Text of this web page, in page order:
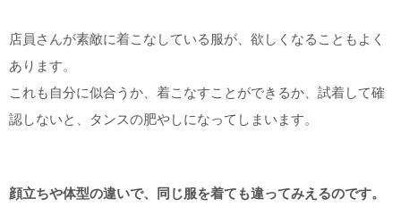
店員さんが素敵に着こなしている服が、欲しくなることもよく
あります。
これも自分に似合うか、着こなすことができるか、試着して確
認しないと、タンスの肥やしになってしまいます。
顔立ちや体型の違いで、同じ服を着ても違ってみえるのです。